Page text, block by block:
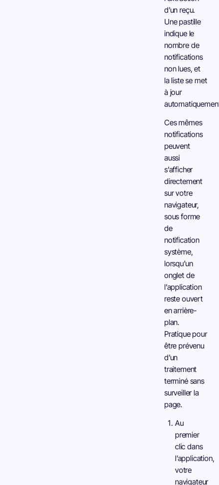
d’un reçu.
Une pastille
indique le
nombre de
notifications
non lues, et
la liste se met
à jour
Ces mêmes
notifications
peuvent
aussi
s’afficher
directement
sur votre
navigateur,
sous forme
de
notification
système,
lorsqu’un
onglet de
l’application
reste ouvert
en arrière-
plan.
Pratique pour
être prévenu
d’un
traitement
terminé sans
surveiller la
page.
Au
premier
clic dans
l’application,
votre
navigateur